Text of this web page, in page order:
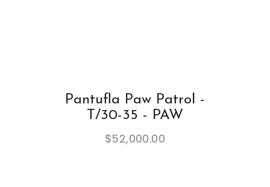
Pantufla Paw Patrol -
T/30-35 - PAW
$52,000.00